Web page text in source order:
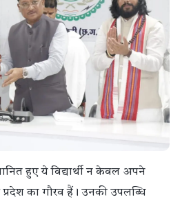
हुए ये विद्यार्थी न केवल अपने
का गौरव हैं। उनकी उपलब्धि